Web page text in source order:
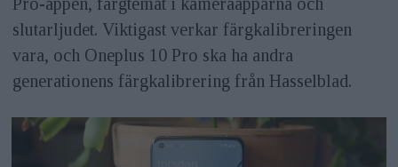
slutarljudet. Viktigast verkar färgkalibreringen
vara, och Oneplus 10 Pro ska ha andra
generationens färgkalibrering från Hasselblad.